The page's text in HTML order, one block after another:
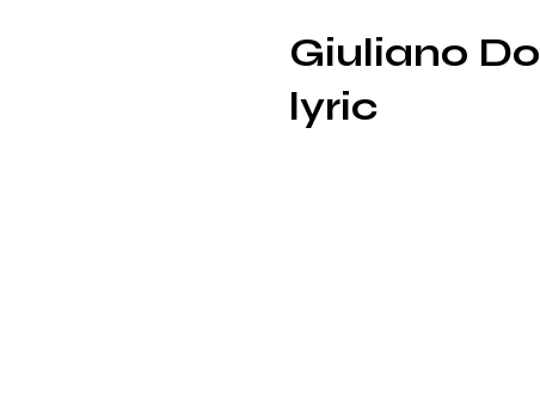
Giuliano
lyric